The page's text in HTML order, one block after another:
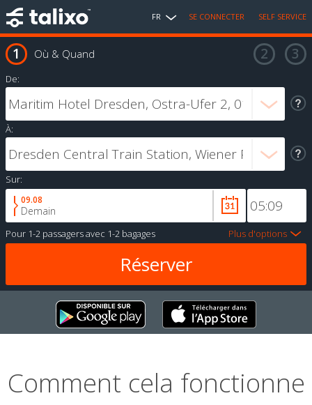
FR SE CONNECTER SELF SERVICE
Où & Quand
De:
À:
Sur:
09.08
Demain
Pour 1-2 passagersavec 1-2 bagages Plus d'options
Comment cela fonctionne